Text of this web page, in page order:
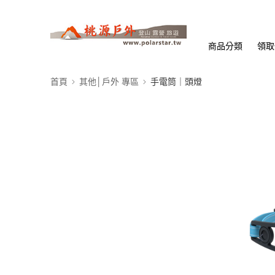
商品分類 領
首頁 其他│戶外 專區 手電筒｜頭燈